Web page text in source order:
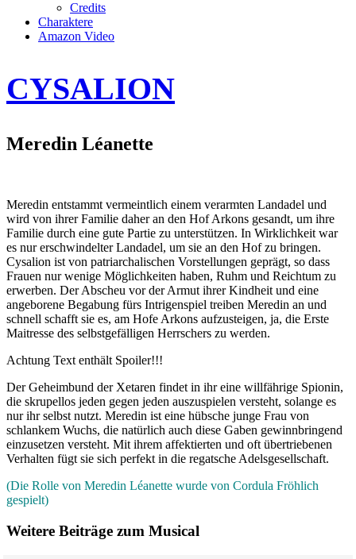
Credits
Charaktere
Amazon Video
CYSALION
Meredin Léanette
Meredin entstammt vermeintlich einem verarmten Landadel und
wird von ihrer Familie daher an den Hof Arkons gesandt, um ihre
Familie durch eine gute Partie zu unterstützen. In Wirklichkeit war
es nur erschwindelter Landadel, um sie an den Hof zu bringen.
Cysalion ist von patriarchalischen Vorstellungen geprägt, so dass
Frauen nur wenige Möglichkeiten haben, Ruhm und Reichtum zu
erwerben. Der Abscheu vor der Armut ihrer Kindheit und eine
angeborene Begabung fürs Intrigenspiel treiben Meredin an und
schnell schafft sie es, am Hofe Arkons aufzusteigen, ja, die Erste
Maitresse des selbstgefälligen Herrschers zu werden.
Achtung Text enthält Spoiler!!!
Der Geheimbund der Xetaren findet in ihr eine willfährige Spionin,
die skrupellos jeden gegen jeden auszuspielen versteht, solange es
nur ihr selbst nutzt. Meredin ist eine hübsche junge Frau von
schlankem Wuchs, die natürlich auch diese Gaben gewinnbringend
einzusetzen versteht. Mit ihrem affektierten und oft übertriebenen
Verhalten fügt sie sich perfekt in die regatsche Adelsgesellschaft.
(Die Rolle von Meredin Léanette wurde von Cordula Fröhlich
gespielt)
Weitere Beiträge zum Musical